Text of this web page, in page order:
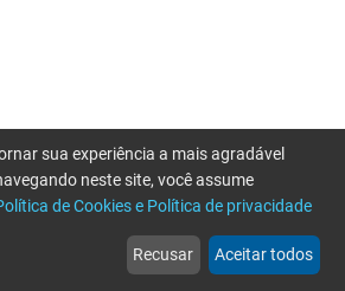
web
Notícias
more_horiz
Mais
sua experiência a mais agradável
neste site, você assume
de Cookies e Política de privacidade
Recusar Aceitar todos
por favor tente novamente